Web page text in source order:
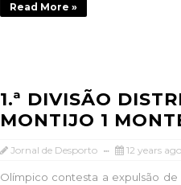
Read More »
1.ª DIVISÃO
MONTIJO 1
Jornal de Desporto 12 years ago
Olímpico contesta a expulsão